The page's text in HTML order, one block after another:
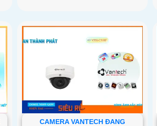
CAMERA VANTECH ĐANG